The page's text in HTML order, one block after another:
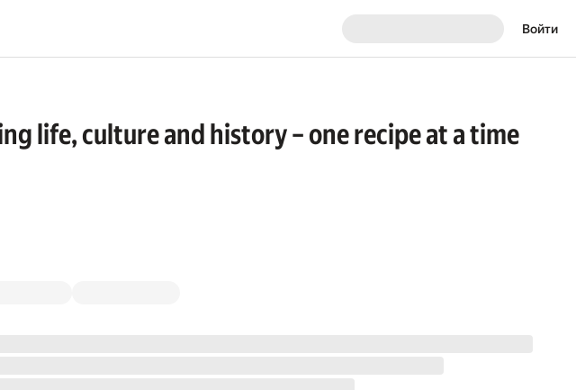
Войти
life, culture and history – one recipe at a time